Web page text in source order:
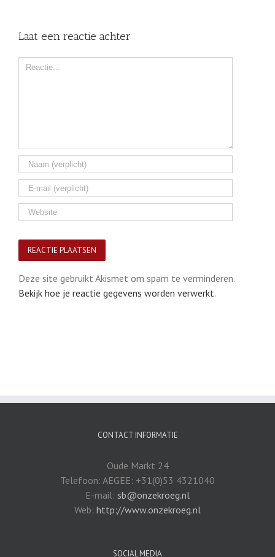
Laat een reactie achter
Comment
Deze site gebruikt Akismet om spam te verminderen.
Bekijk hoe je reactie gegevens worden verwerkt.
CONTACT INFORMATIE
Oude Markt 24
Telefoon: AEGEE: +31(0)53 4321040
E-mail: sb@onzekroeg.nl
Web: http://www.onzekroeg.nl
SOCIAL MEDIA